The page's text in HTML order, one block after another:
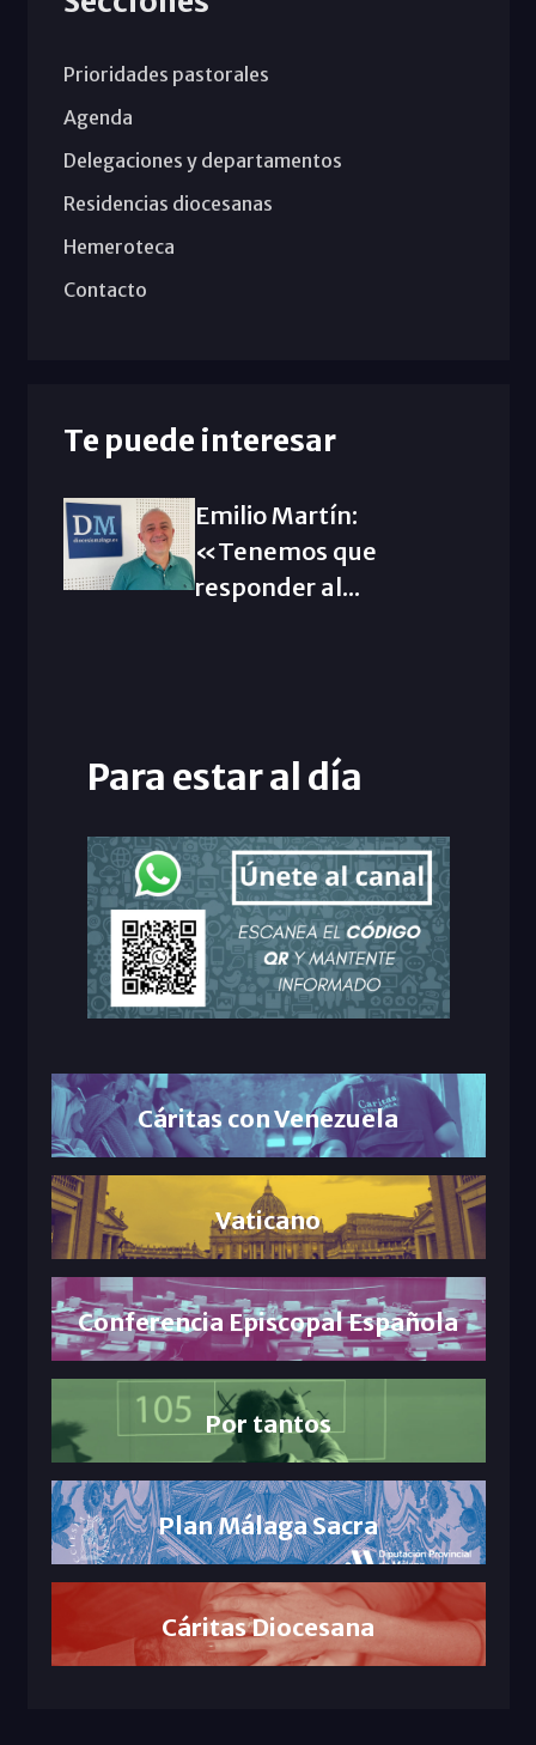
Prioridades pastorales
Agenda
Delegaciones y departamentos
Residencias diocesanas
Hemeroteca
Contacto
Te puede interesar
Emilio Martín:
«Tenemos que
responder al...
Para estar al día
Cáritas con Venezuela
Vaticano
Conferencia Episcopal Española
Por tantos
Plan Málaga Sacra
Cáritas Diocesana